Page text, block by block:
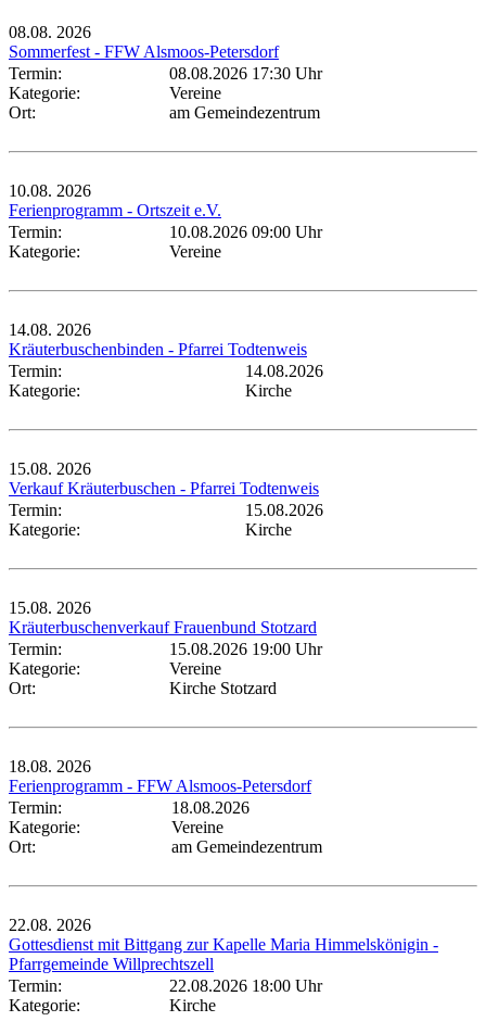
08.08. 2026
Sommerfest - FFW Alsmoos-Petersdorf
Termin:
08.08.2026 17:30 Uhr
Kategorie:
Vereine
Ort:
am Gemeindezentrum
10.08. 2026
Ferienprogramm - Ortszeit e.V.
Termin:
10.08.2026 09:00 Uhr
Kategorie:
Vereine
14.08. 2026
Kräuterbuschenbinden - Pfarrei Todtenweis
Termin:
14.08.2026
Kategorie:
Kirche
15.08. 2026
Verkauf Kräuterbuschen - Pfarrei Todtenweis
Termin:
15.08.2026
Kategorie:
Kirche
15.08. 2026
Kräuterbuschenverkauf Frauenbund Stotzard
Termin:
15.08.2026 19:00 Uhr
Kategorie:
Vereine
Ort:
Kirche Stotzard
18.08. 2026
Ferienprogramm - FFW Alsmoos-Petersdorf
Termin:
18.08.2026
Kategorie:
Vereine
Ort:
am Gemeindezentrum
22.08. 2026
Gottesdienst mit Bittgang zur Kapelle Maria Himmelskönigin -
Pfarrgemeinde Willprechtszell
Termin:
22.08.2026 18:00 Uhr
Kategorie:
Kirche